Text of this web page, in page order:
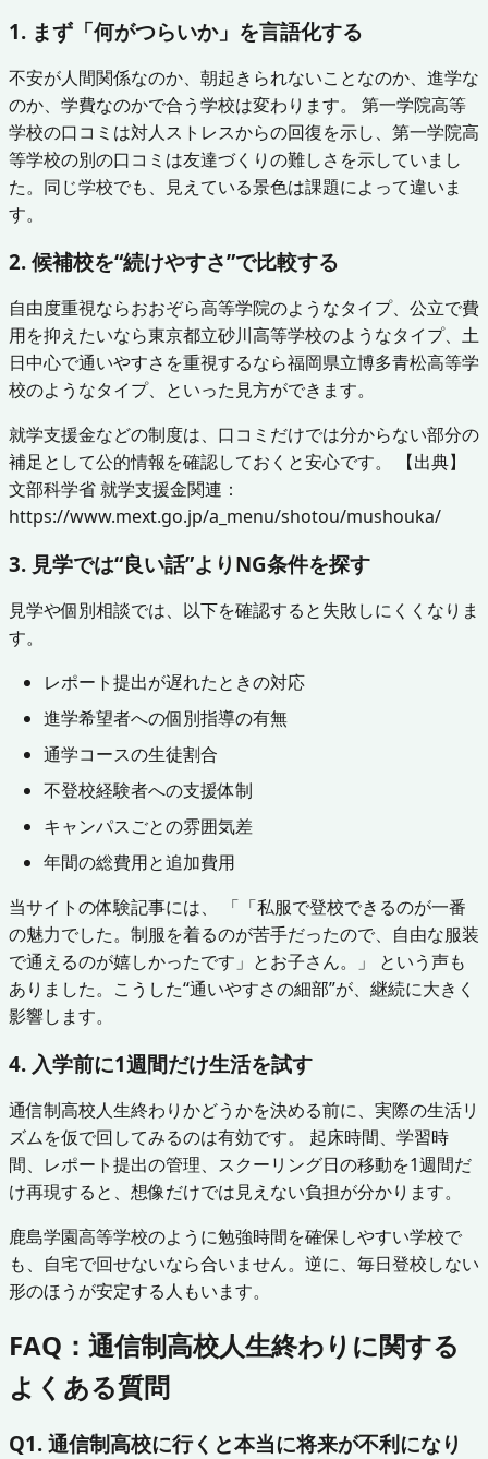
1. まず「何がつらいか」を言語化する
不安が人間関係なのか、朝起きられないことなのか、進学な
のか、学費なのかで合う学校は変わります。 第一学院高等
学校の口コミは対人ストレスからの回復を示し、第一学院高
等学校の別の口コミは友達づくりの難しさを示していまし
た。同じ学校でも、見えている景色は課題によって違いま
す。
2. 候補校を“続けやすさ”で比較する
自由度重視ならおおぞら高等学院のようなタイプ、公立で費
用を抑えたいなら東京都立砂川高等学校のようなタイプ、土
日中心で通いやすさを重視するなら福岡県立博多青松高等学
校のようなタイプ、といった見方ができます。
就学支援金などの制度は、口コミだけでは分からない部分の
補足として公的情報を確認しておくと安心です。 【出典】
文部科学省 就学支援金関連：
https://www.mext.go.jp/a_menu/shotou/mushouka/
3. 見学では“良い話”よりNG条件を探す
見学や個別相談では、以下を確認すると失敗しにくくなりま
す。
レポート提出が遅れたときの対応
進学希望者への個別指導の有無
通学コースの生徒割合
不登校経験者への支援体制
キャンパスごとの雰囲気差
年間の総費用と追加費用
当サイトの体験記事には、 「「私服で登校できるのが一番
の魅力でした。制服を着るのが苦手だったので、自由な服装
で通えるのが嬉しかったです」とお子さん。」 という声も
ありました。こうした“通いやすさの細部”が、継続に大きく
影響します。
4. 入学前に1週間だけ生活を試す
通信制高校人生終わりかどうかを決める前に、実際の生活リ
ズムを仮で回してみるのは有効です。 起床時間、学習時
間、レポート提出の管理、スクーリング日の移動を1週間だ
け再現すると、想像だけでは見えない負担が分かります。
鹿島学園高等学校のように勉強時間を確保しやすい学校で
も、自宅で回せないなら合いません。逆に、毎日登校しない
形のほうが安定する人もいます。
FAQ：通信制高校人生終わりに関する
よくある質問
Q1. 通信制高校に行くと本当に将来が不利になり